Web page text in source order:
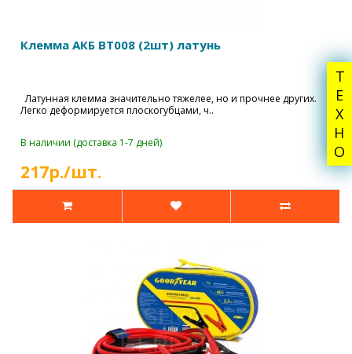
ТЕХНО
Клемма АКБ ВТ008 (2шт) латунь
Латунная клемма значительно тяжелее, но и прочнее других.
Легко деформируется плоскогубцами, ч..
В наличии (доставка 1-7 дней)
217р./шт.